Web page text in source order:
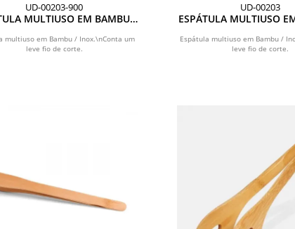
UD-00203-900
MULTIUSO EM BAMBU /
multiuso em Bambu / Inox.\nConta um
leve fio de corte.
UD-00203
ESPÁTULA MULTIUSO
Espátula multiuso em Bambu /
leve fio de corte.